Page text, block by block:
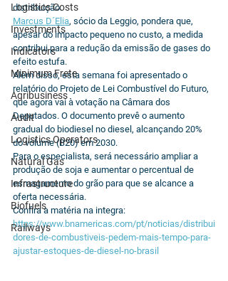
Logistics Costs
Investments
Indicators
Minimum Frete
Agribusiness
Audit
Logistics Operators
Natural Gas
Infrastructure
Biofuels
Railways
distribuição.
Marcus D´Elia, sócio da Leggio, pondera que,
apesar do impacto pequeno no custo, a medida
contribui para a redução da emissão de gases do
efeito estufa.
Além disso, esta semana foi apresentado o
relatório do Projeto de Lei Combustível do Futuro,
que agora vai à votação na Câmara dos
Deputados. O documento prevê o aumento
gradual do biodiesel no diesel, alcançando 20%
do volume (B20) em 2030.
Para o especialista, será necessário ampliar a
produção de soja e aumentar o percentual de
esmagamento do grão para que se alcance a
oferta necessária.
Confira a matéria na integra:
https://www.bnamericas.com/pt/noticias/distribui
dores-de-combustiveis-pedem-mais-tempo-para-
ajustar-estoques-de-diesel-no-brasil